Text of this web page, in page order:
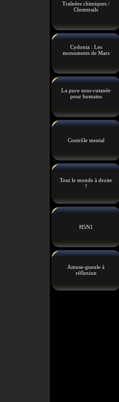
Traînées chimiques /
Chemtrails
Cydonia : Les
monuments de Mars
La puce sous-cutanée
pour humains
Contrôle mental
Tout le monde à droite
!
H5N1
Amuse-gueule à
réflexion